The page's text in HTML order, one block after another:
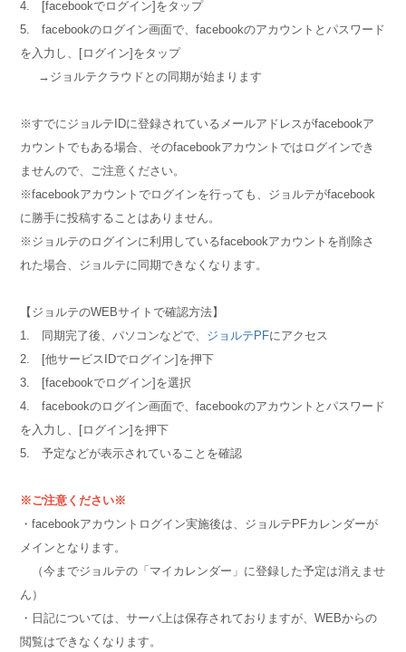
4. [facebookでログイン]をタップ
5. facebookのログイン画面で、facebookのアカウントとパスワード
を入力し、[ログイン]をタップ
→ジョルテクラウドとの同期が始まります
※すでにジョルテIDに登録されているメールアドレスがfacebookア
カウントでもある場合、そのfacebookアカウントではログインでき
ませんので、ご注意ください。
※facebookアカウントでログインを行っても、ジョルテがfacebook
に勝手に投稿することはありません。
※ジョルテのログインに利用しているfacebookアカウントを削除さ
れた場合、ジョルテに同期できなくなります。
【ジョルテのWEBサイトで確認方法】
1. 同期完了後、パソコンなどで、 ジョルテPFにアクセス
2. [他サービスIDでログイン]を押下
3. [facebookでログイン]を選択
4. facebookのログイン画面で、facebookのアカウントとパスワード
を入力し、[ログイン]を押下
5. 予定などが表示されていることを確認
※ご注意ください※
・facebookアカウントログイン実施後は、ジョルテPFカレンダーが
メインとなります。
（今までジョルテの「マイカレンダー」に登録した予定は消えませ
ん）
・日記については、サーバ上は保存されておりますが、WEBからの
閲覧はできなくなります。